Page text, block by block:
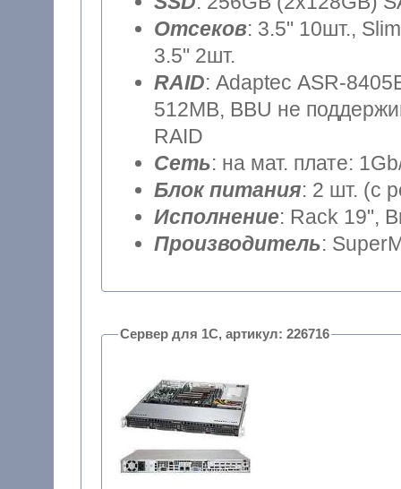
Отсеков: 3.5" 10шт.,
3.5" 2шт.
RAID: Adaptec ASR-
512MB, BBU не
RAID
Сеть: на мат. плате:
Блок питания: 2 шт. (с
Исполнение: Rack 19",
Производитель:
Сервер для 1С, артикул: 226716